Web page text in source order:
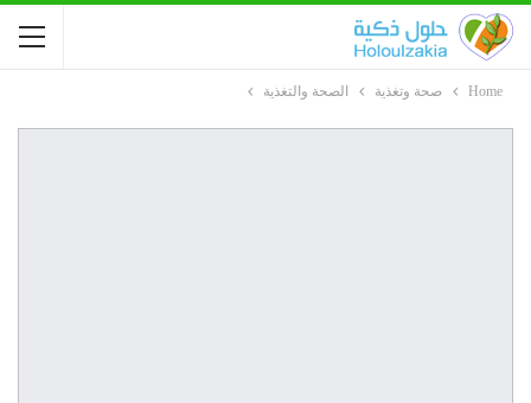
Home صحة وتغذية الصحة والتغذية